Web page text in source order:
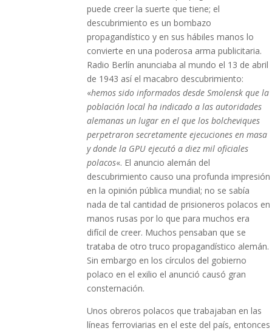
puede creer la suerte que tiene; el
descubrimiento es un bombazo
propagandístico y en sus hábiles manos lo
convierte en una poderosa arma publicitaria.
Radio Berlín anunciaba al mundo el 13 de abril
de 1943 así el macabro descubrimiento:
«hemos sido informados desde Smolensk que la
población local ha indicado a las autoridades
alemanas un lugar en el que los bolcheviques
perpetraron secretamente ejecuciones en masa
y donde la GPU ejecutó a diez mil oficiales
polacos«. El anuncio alemán del
descubrimiento causo una profunda impresión
en la opinión pública mundial; no se sabía
nada de tal cantidad de prisioneros polacos en
manos rusas por lo que para muchos era
difícil de creer. Muchos pensaban que se
trataba de otro truco propagandístico alemán.
Sin embargo en los círculos del gobierno
polaco en el exilio el anunció causó gran
consternación.
Unos obreros polacos que trabajaban en las
líneas ferroviarias en el este del país, entonces